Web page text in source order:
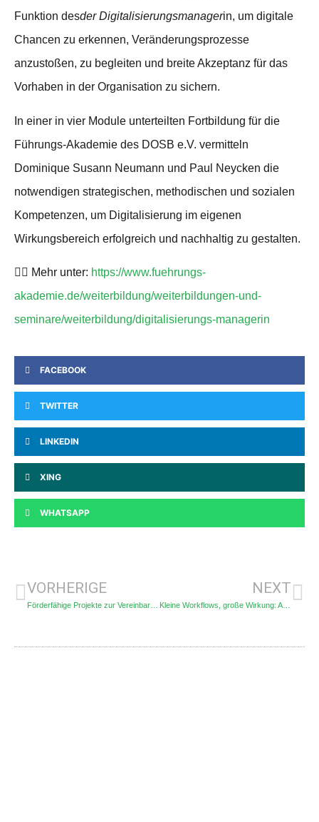
Funktion desder Digitalisierungsmanagerin, um digitale
Chancen zu erkennen, Veränderungsprozesse
anzustoßen, zu begleiten und breite Akzeptanz für das
Vorhaben in der Organisation zu sichern.
In einer in vier Module unterteilten Fortbildung für die
Führungs-Akademie des DOSB e.V. vermitteln
Dominique Susann Neumann und Paul Neycken die
notwendigen strategischen, methodischen und sozialen
Kompetenzen, um Digitalisierung im eigenen
Wirkungsbereich erfolgreich und nachhaltig zu gestalten.
👉🏼 Mehr unter: https://www.fuehrungs-
akademie.de/weiterbildung/weiterbildungen-und-
seminare/weiterbildung/digitalisierungs-managerin
FACEBOOK
TWITTER
LINKEDIN
XING
WHATSAPP
VORHERIGE NEXT
Kleine Workflows, große Wirkung: Alltagsprozesse clever automatisieren.